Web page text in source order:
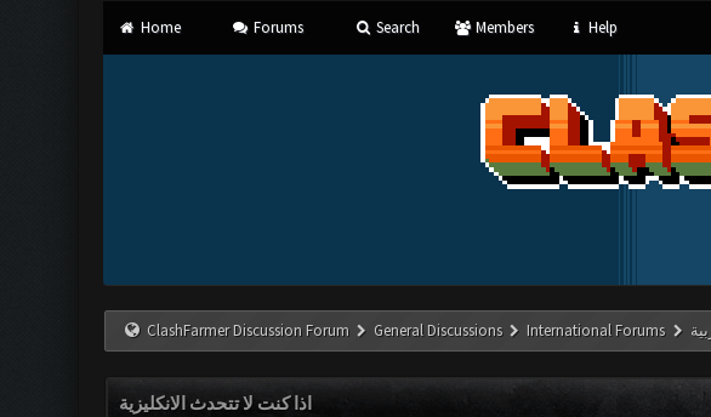
Home Forums Search Members Help
ClashFarmer Discussion Forum General Discussions International Forums
اذا كنت لا تتحدث الانكليزية